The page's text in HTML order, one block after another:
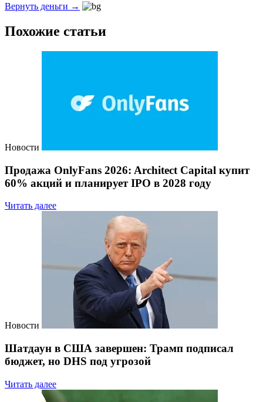
Вернуть деньги →
Похожие статьи
Новости
Продажа OnlyFans 2026: Architect Capital купит
60% акций и планирует IPO в 2028 году
Читать далее
Новости
Шатдаун в США завершен: Трамп подписал
бюджет, но DHS под угрозой
Читать далее